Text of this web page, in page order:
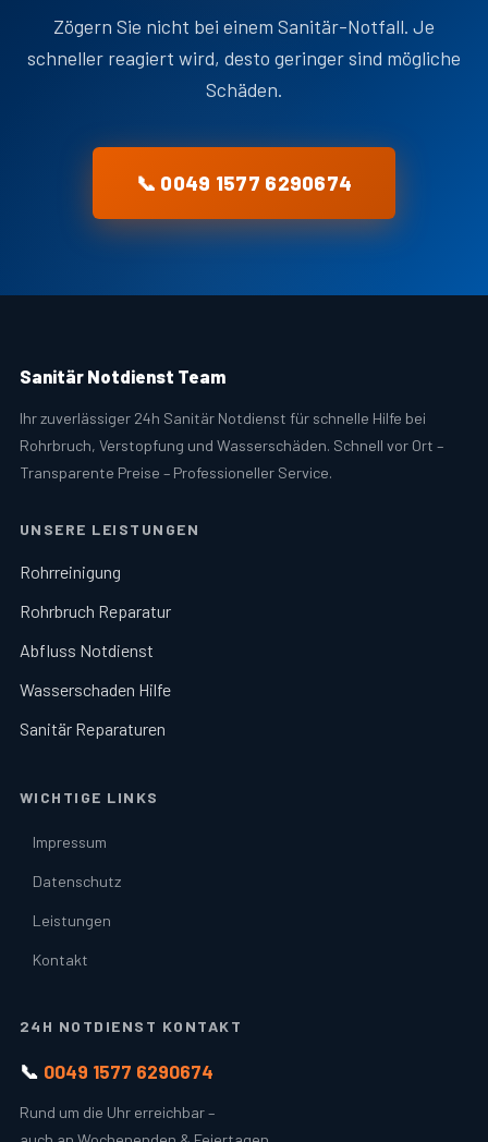
Zögern Sie nicht bei einem Sanitär-Notfall. Je
schneller reagiert wird, desto geringer sind mögliche
Schäden.
📞 0049 1577 6290674
Sanitär Notdienst Team
Ihr zuverlässiger 24h Sanitär Notdienst für schnelle Hilfe bei
Rohrbruch, Verstopfung und Wasserschäden. Schnell vor Ort –
Transparente Preise – Professioneller Service.
UNSERE LEISTUNGEN
Rohrreinigung
Rohrbruch Reparatur
Abfluss Notdienst
Wasserschaden Hilfe
Sanitär Reparaturen
WICHTIGE LINKS
Impressum
Datenschutz
Leistungen
Kontakt
24H NOTDIENST KONTAKT
📞 0049 1577 6290674
Rund um die Uhr erreichbar –